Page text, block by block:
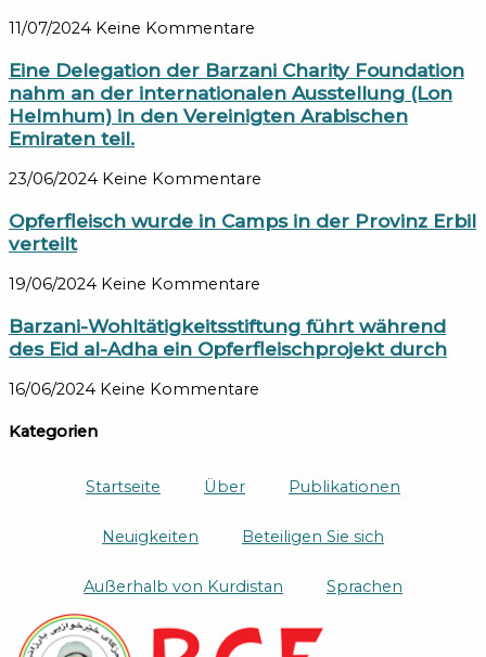
11/07/2024 Keine Kommentare
Eine Delegation der Barzani Charity Foundation
nahm an der internationalen Ausstellung (Lon
Helmhum) in den Vereinigten Arabischen
Emiraten teil.
23/06/2024 Keine Kommentare
Opferfleisch wurde in Camps in der Provinz Erbil
verteilt
19/06/2024 Keine Kommentare
Barzani-Wohltätigkeitsstiftung führt während
des Eid al-Adha ein Opferfleischprojekt durch
16/06/2024 Keine Kommentare
Kategorien
Startseite Über Publikationen
Neuigkeiten Beteiligen Sie sich
Außerhalb von Kurdistan Sprachen